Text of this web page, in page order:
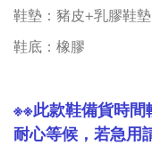
鞋墊：豬皮+乳膠鞋墊
鞋底：橡膠
※※此款鞋備貨時間
耐心等候，若急用